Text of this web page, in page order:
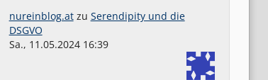
nureinblog.atzu Serendipity und die
DSGVO
Sa., 11.05.2024 16:39